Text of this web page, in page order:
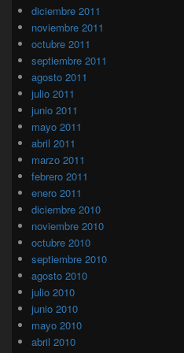
diciembre 2011
noviembre 2011
octubre 2011
septiembre 2011
agosto 2011
julio 2011
junio 2011
mayo 2011
abril 2011
marzo 2011
febrero 2011
enero 2011
diciembre 2010
noviembre 2010
octubre 2010
septiembre 2010
agosto 2010
julio 2010
junio 2010
mayo 2010
abril 2010